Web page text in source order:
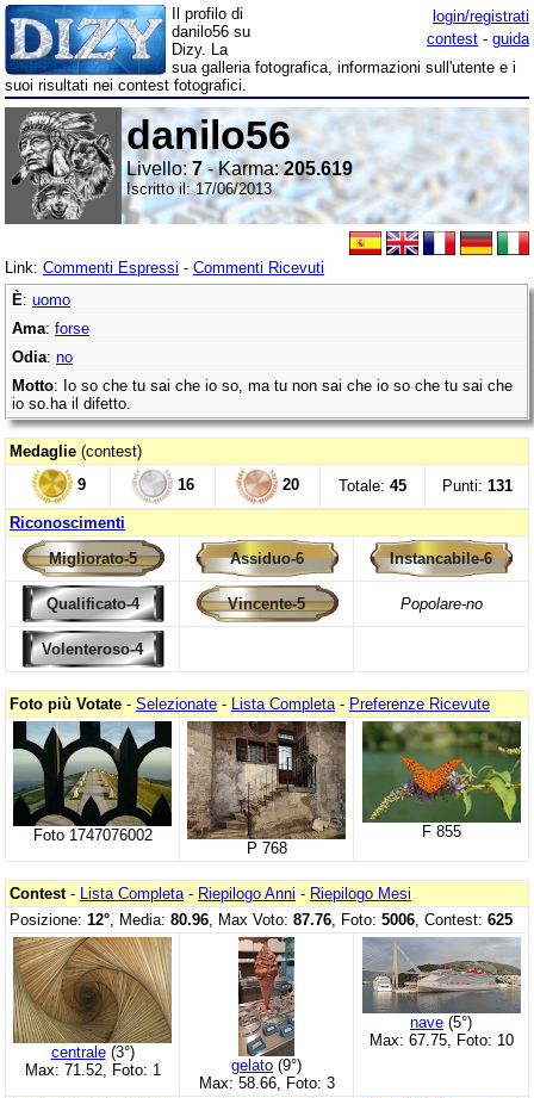
login/registrati
contest - guida
Il profilo di
danilo56 su
Dizy. La
sua galleria fotografica, informazioni sull'utente e i
suoi risultati nei contest fotografici.
danilo56
Livello:7- Karma:205.619
Iscritto il: 17/06/2013
Link: Commenti Espressi - Commenti Ricevuti
È: uomo
Ama: forse
Odia: no
Motto: Io so che tu sai che io so, ma tu non sai che io so che tu sai che
io so.ha il difetto.
Medaglie (contest)
9
16 20 Totale: 45 Punti: 131
Riconoscimenti
Migliorato-5
Assiduo-6 Instancabile-6
Qualificato-4 Vincente-5 Popolare-no
Volenteroso-4
Foto più Votate - Selezionate - Lista Completa - Preferenze Ricevute
Foto 1747076002
P 768
F 855
Contest- Lista Completa - Riepilogo Anni - Riepilogo Mesi
Posizione: 12° , Media: 80.96 , Max Voto: 87.76 , Foto: 5006 , Contest: 625
centrale(3°)
Max: 71.52, Foto: 1
gelato (9°)
Max: 58.66, Foto: 3
nave (5°)
Max: 67.75, Foto: 10